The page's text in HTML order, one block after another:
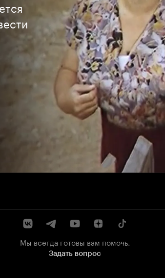
Мы всегда готовы вам помочь.
Задать вопрос